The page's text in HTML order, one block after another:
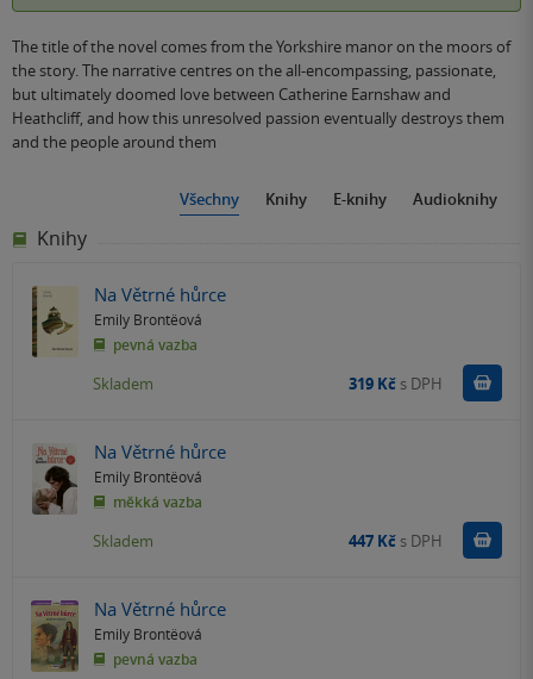
The title of the novel comes from the Yorkshire manor on the moors of
the story. The narrative centres on the all-encompassing, passionate,
but ultimately doomed love between Catherine Earnshaw and
Heathcliff, and how this unresolved passion eventually destroys them
and the people around them
Všechny Knihy E-knihy Audioknihy
Knihy
Na Větrné hůrce
Emily Brontëová
pevná vazba
Skladem 319 Kč s DPH
Na Větrné hůrce
Emily Brontëová
měkká vazba
Skladem 447 Kč s DPH
Na Větrné hůrce
Emily Brontëová
pevná vazba